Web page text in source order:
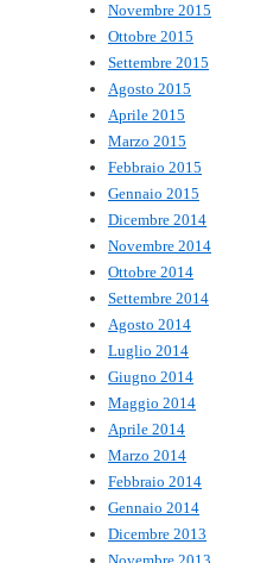
Novembre 2015
Ottobre 2015
Settembre 2015
Agosto 2015
Aprile 2015
Marzo 2015
Febbraio 2015
Gennaio 2015
Dicembre 2014
Novembre 2014
Ottobre 2014
Settembre 2014
Agosto 2014
Luglio 2014
Giugno 2014
Maggio 2014
Aprile 2014
Marzo 2014
Febbraio 2014
Gennaio 2014
Dicembre 2013